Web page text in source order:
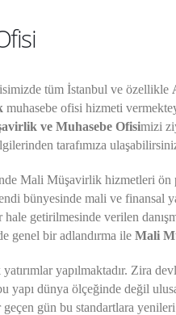
tüm İstanbul ve özellikle
muhasebe ofisi hizmeti
ve Muhasebe Ofisimizi
tarafımıza
Mali Müşavirlik hizmetleri ön
bünyesinde mali ve finansal
getirilmesinde verilen
genel bir adlandırma ile Mali
yapılmaktadır. Zira
yapı dünya ölçeğinde değil
gün bu standartlara